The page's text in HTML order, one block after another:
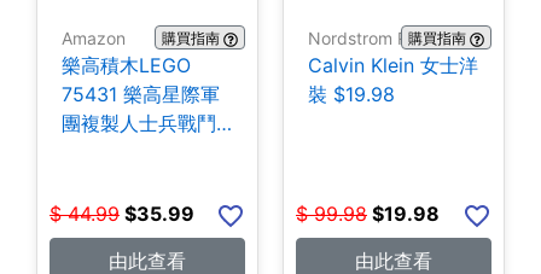
Amazon 購買指南
樂高積木LEGO
75431 樂高星際軍
團複製人士兵戰鬥
$ 44.99 $35.99
由此查看
Nordstrom Rack購買指南
Calvin Klein 女士洋
裝 $19.98
$ 99.98 $19.98
由此查看